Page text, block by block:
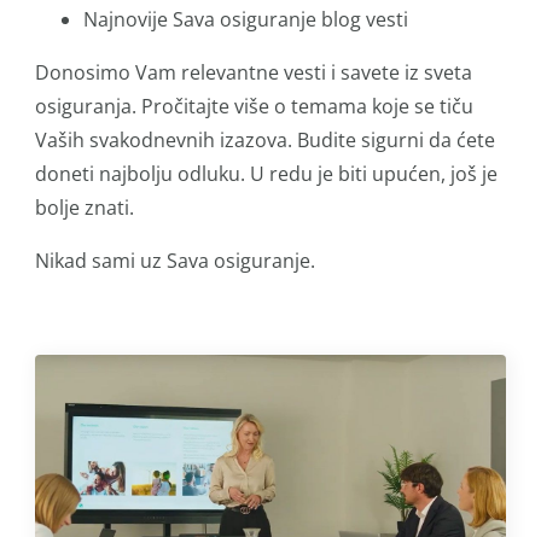
Najnovije Sava osiguranje blog vesti
Donosimo Vam relevantne vesti i savete iz sveta
osiguranja. Pročitajte više o temama koje se tiču
Vaših svakodnevnih izazova. Budite sigurni da ćete
doneti najbolju odluku. U redu je biti upućen, još je
bolje znati.
Nikad sami uz Sava osiguranje.